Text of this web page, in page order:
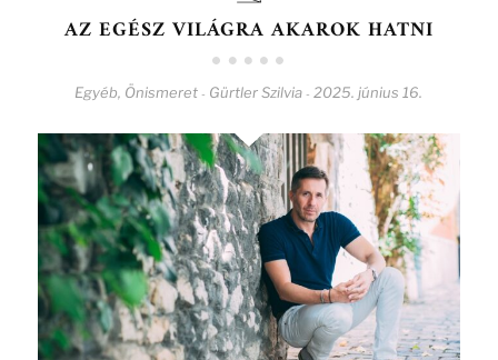
AZ EGÉSZ VILÁGRA AKAROK HATNI
Egyéb, Önismeret - Gürtler Szilvia - 2025. június 16.